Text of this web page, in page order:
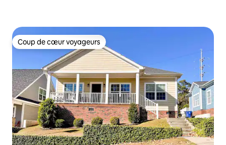
Coup de cœur voyageurs
Coup de cœur voyageurs